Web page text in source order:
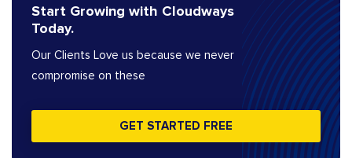
Start Growing with Cloudways
Today.
Our Clients Love us because we never
compromise on these
GET STARTED FREE